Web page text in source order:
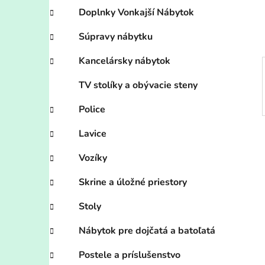
l
Doplnky Vonkajší Nábytok
Súpravy nábytku
Kancelársky nábytok
TV stolíky a obývacie steny
Police
Lavice
Vozíky
Skrine a úložné priestory
Stoly
Nábytok pre dojčatá a batoľatá
Postele a príslušenstvo